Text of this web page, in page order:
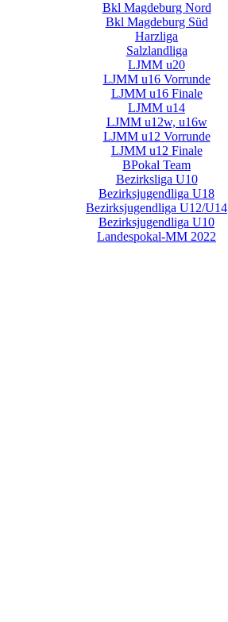
Bkl Magdeburg Nord
Bkl Magdeburg Süd
Harzliga
Salzlandliga
LJMM u20
LJMM u16 Vorrunde
LJMM u16 Finale
LJMM u14
LJMM u12w, u16w
LJMM u12 Vorrunde
LJMM u12 Finale
BPokal Team
Bezirksliga U10
Bezirksjugendliga U18
Bezirksjugendliga U12/U14
Bezirksjugendliga U10
Landespokal-MM 2022